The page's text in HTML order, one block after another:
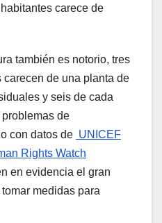
carece de
también es notorio, tres
de una planta de
y seis de cada
de
con datos de UNICEF
Rights Watch
en evidencia el gran
medidas para